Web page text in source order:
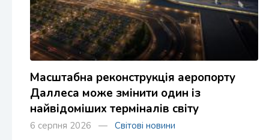
Масштабна реконструкція аеропорту
Даллеса може змінити один із
найвідоміших терміналів світу
6 серпня 2026 — Світові новини